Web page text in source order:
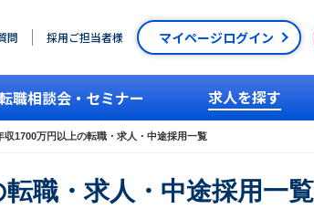
問 採用ご担当者様 マイページログイン
職相談会・セミナー 求人を探す
収1700万円以上の転職・求人・中途採用一覧
職・求人・中途採用一覧